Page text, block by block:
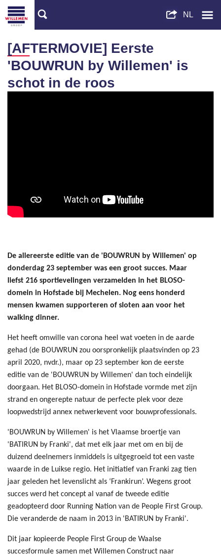
[AFTERMOVIE] Eerste
'BOUWRUN by Willemen' is
schot in de roos
De allereerste editie van de 'BOUWRUN by Willemen' op
donderdag 23 september was een groot succes. Maar
liefst 216 sportievelingen verzamelden in het BLOSO-
domein in Hofstade bij Mechelen. Nog eens honderd
mensen kwamen supporteren of sloten aan voor het
walking dinner.
Het heeft omwille van corona heel wat voeten in de aarde
gehad (de BOUWRUN zou oorspronkelijk plaatsvinden op 23
april 2020, nvdr.), maar op 23 september kon de eerste
editie van de 'BOUWRUN by Willemen' dan toch eindelijk
doorgaan. Het BLOSO-domein in Hofstade vormde met zijn
strand en ongerepte natuur de perfecte plek voor deze
loopwedstrijd annex netwerkevent voor bouwprofessionals.
'BOUWRUN by Willemen' is het Vlaamse broertje van
'BATIRUN by Franki', dat met elk jaar met om en bij de
duizend deelnemers inmiddels is uitgegroeid tot een vaste
waarde in de Luikse regio. Het initiatief van Franki zag tien
jaar geleden het levenslicht als ‘Frankirun’. Wegens groot
succes werd het concept al vanaf de tweede editie
geadopteerd door Running Nation van de People First Group.
Die veranderde de naam in 2013 in 'BATIRUN by Franki'.
Dit jaar kopieerde People First Group de Waalse
succesformule samen met Willemen Construct naar